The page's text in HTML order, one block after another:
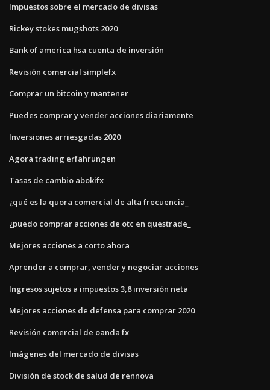
Impuestos sobre el mercado de divisas
Rickey stokes mugshots 2020
Bank of america hsa cuenta de inversión
Revisión comercial simplefx
Comprar un bitcoin y mantener
Puedes comprar y vender acciones diariamente
Inversiones arriesgadas 2020
Agora trading erfahrungen
Tasas de cambio abokifx
¿qué es la quora comercial de alta frecuencia_
¿puedo comprar acciones de otc en questrade_
Mejores acciones a corto ahora
Aprender a comprar, vender y negociar acciones
Ingresos sujetos a impuestos 3,8 inversión neta
Mejores acciones de defensa para comprar 2020
Revisión comercial de oanda fx
Imágenes del mercado de divisas
División de stock de salud de rennova